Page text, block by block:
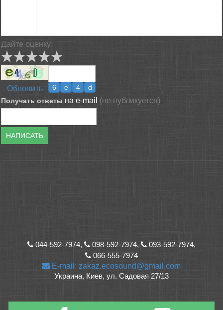
Дайте оценку:
Обновить
Получать ответы на e-mail (не публикуется)
НАПИСАТЬ
044-592-7974, 098-592-7974,
093-592-7974,
066-555-7974
E-mail: zakaz.ecosound@gmail.com
Украина, Киев, ул. Садовая 27/13